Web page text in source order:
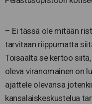
– Ei tässä ole mitään
tarvitaan riippumatta
Toisaalta se kertoo
oleva viranomainen on
ajattele olevansa
kansalaiskeskustelua